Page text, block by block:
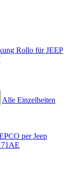
Rollo für JEEP
Alle Einzelheiten